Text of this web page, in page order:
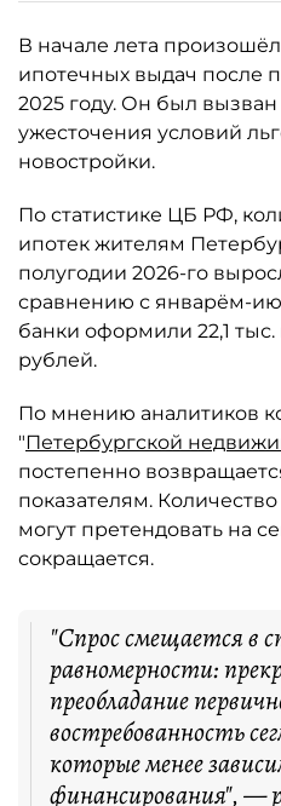
В начале лета
ипотечных выдач после
2025 году. Он был
ужесточения условий
новостройки.
По статистике ЦБ РФ,
ипотек жителям
полугодии 2026-го
сравнению с январём-
банки оформили 22,1 тыс.
рублей.
По мнению аналитиков
"Петербургской
постепенно
показателям.
могут претендовать на
сокращается.
"Спрос смещается в
равномерности:
преобладание
востребованность
которые менее
финансирования", —